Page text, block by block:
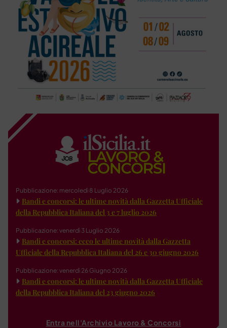
Pubblicazione: mercoledì 8 Luglio 2026
Bandi e concorsi: le ultime novità dalla Gazzetta Ufficiale
della Repubblica Italiana del 3 e 7 luglio 2026
Pubblicazione: venerdì 3 Luglio 2026
Bandi e concorsi: ecco le ultime novità dalla Gazzetta
Ufficiale della Repubblica Italiana del 26 e 30 giugno 2026
Pubblicazione: venerdì 26 Giugno 2026
Bandi e concorsi: le ultime novità dalla Gazzetta Ufficiale
della Repubblica Italiana del 23 giugno 2026
Entra nell'Archivio Lavoro & Concorsi